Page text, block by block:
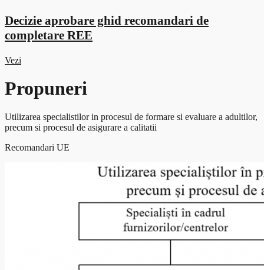
Decizie aprobare ghid recomandari de
completare REE
Vezi
Propuneri
Utilizarea specialistilor in procesul de formare si evaluare a adultilor,
precum si procesul de asigurare a calitatii
Recomandari UE